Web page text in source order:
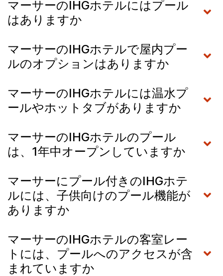
マーサーのIHGホテルにはプール
はありますか
マーサーのIHGホテルで屋内プー
ルのオプションはありますか
マーサーのIHGホテルには温水プ
ールやホットタブがありますか
マーサーのIHGホテルのプール
は、1年中オープンしていますか
マーサーにプール付きのIHGホテ
ルには、子供向けのプール機能が
ありますか
マーサーのIHGホテルの客室レー
トには、プールへのアクセスが含
まれていますか